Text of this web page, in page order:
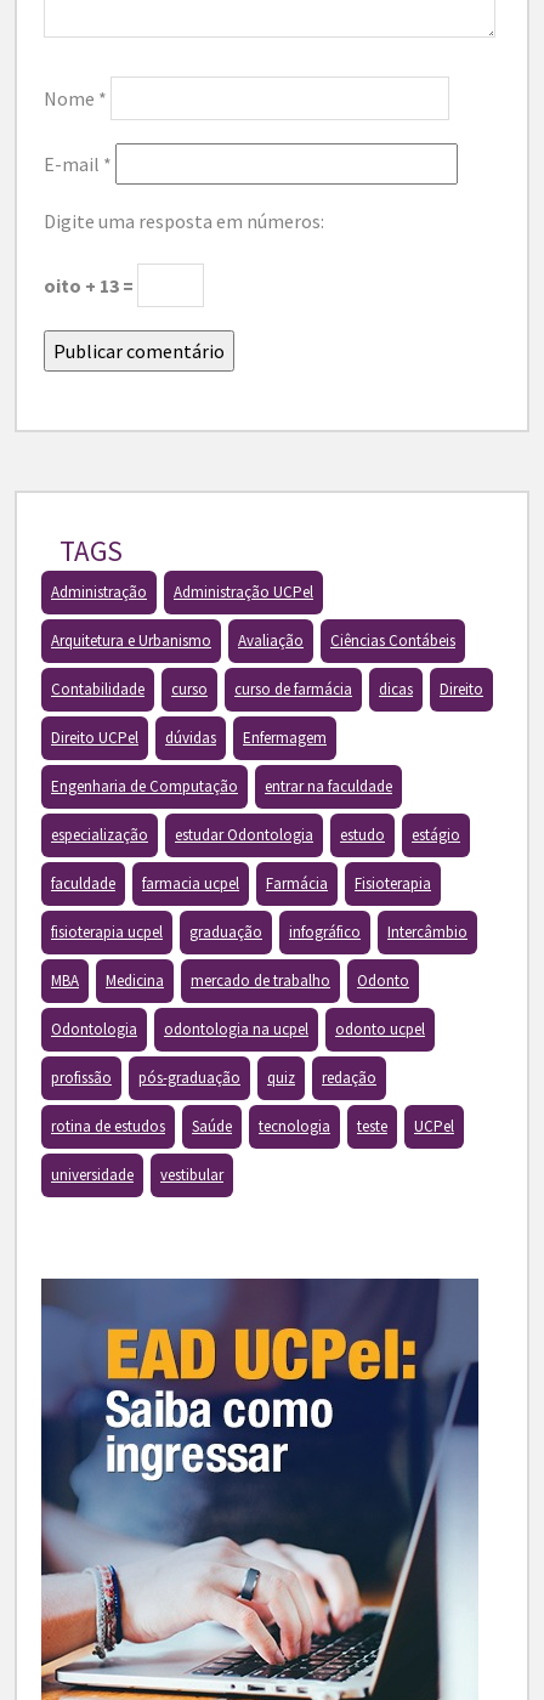
Nome *
E-mail *
Digite uma resposta em números:
oito + 13 =
TAGS
Administração Administração UCPel
Arquitetura e Urbanismo Avaliação Ciências Contábeis
Contabilidade curso curso de farmácia dicas Direito
Direito UCPel dúvidas Enfermagem
Engenharia de Computação entrar na faculdade
especialização estudar Odontologia estudo estágio
faculdade farmacia ucpel Farmácia Fisioterapia
fisioterapia ucpel graduação infográfico Intercâmbio
MBA Medicina mercado de trabalho Odonto
Odontologia odontologia na ucpel odonto ucpel
profissão pós-graduação quiz redação
rotina de estudos Saúde tecnologia teste UCPel
universidade vestibular